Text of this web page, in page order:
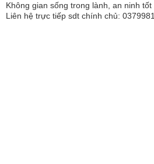
Không gian sống trong lành, an ninh tốt
Liên hệ trực tiếp sdt chính chủ: